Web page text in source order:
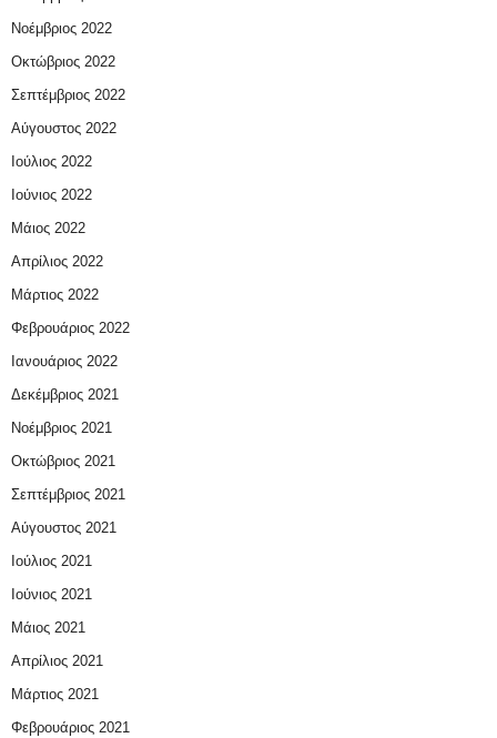
Νοέμβριος 2022
Οκτώβριος 2022
Σεπτέμβριος 2022
Αύγουστος 2022
Ιούλιος 2022
Ιούνιος 2022
Μάιος 2022
Απρίλιος 2022
Μάρτιος 2022
Φεβρουάριος 2022
Ιανουάριος 2022
Δεκέμβριος 2021
Νοέμβριος 2021
Οκτώβριος 2021
Σεπτέμβριος 2021
Αύγουστος 2021
Ιούλιος 2021
Ιούνιος 2021
Μάιος 2021
Απρίλιος 2021
Μάρτιος 2021
Φεβρουάριος 2021